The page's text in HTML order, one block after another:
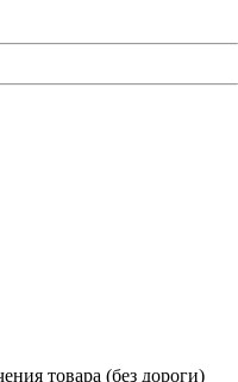
товара (без дороги)